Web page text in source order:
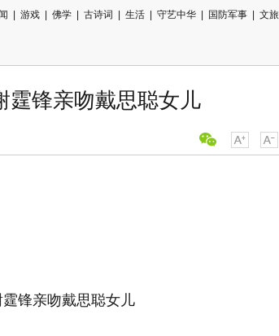
游戏 佛学 古诗词 生活 守艺中华 国防军事 文旅
霆锋亲吻戴思聪女儿